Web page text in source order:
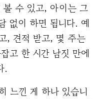
수 있고, 아이는 그
없이 하면 됩니다. 예
, 견적 받고, 몇 주는
고 한 시간 남짓 만에
.
느낀 게 하나 있습니